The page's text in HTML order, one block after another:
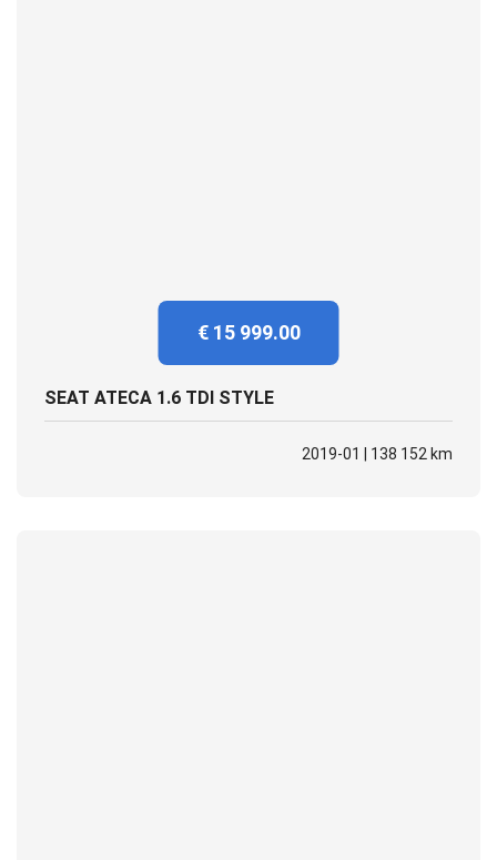
€ 15 999.00
SEAT ATECA 1.6 TDI STYLE
2019-01 | 138 152 km